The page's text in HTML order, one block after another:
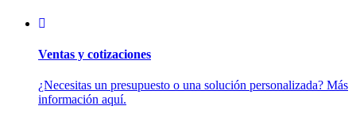
Ventas y cotizaciones
¿Necesitas un presupuesto o una solución personalizada? Más
información aquí.